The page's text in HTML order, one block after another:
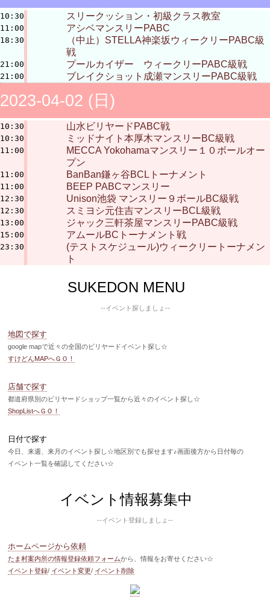
10:30 スリークッション・初級クラス教室
11:00 アシベマンスリーPABC
18:30
（中止）STELLA神楽坂ウィークリーPABC級
戦
21:00 プールカイザー ウィークリーPABC級戦
21:00 ブレイクショット成瀬マンスリーPABC級戦
2023-04-02 (日)
10:30 山水ビリヤードPABC戦
10:30 ミッドナイト本厚木マンスリーBC級戦
11:00
MECCA Yokohamaマンスリー１０ボールオー
プン
11:00 BanBan鎌ヶ谷BCLトーナメント
11:00 BEEP PABCマンスリー
12:30 Unison池袋 マンスリー９ボールBC級戦
12:30 スミヨシ元住吉マンスリーBCL級戦
13:00 ジャック三軒茶屋マンスリーPABC級戦
15:00 アムールBCトーナメント戦
23:30
(テストスケジュール)ウィークリートーナメン
ト
SUKEDON MENU
--イベント探しましょ--
地図で探す
google mapで近々の全国のビリヤードイベント探し☆
すけどんMAPへＧＯ！
店舗で探す
都道府県別のビリヤードショップ一覧から近々のイベント探し☆
ShopListへＧＯ！
日付で探す
今日、来週、来月のイベント探し☆地区別でも探せます♪画面後方から日付毎の
イベント一覧を確認してください☆
イベント情報募集中
--イベント登録しましょ--
ホームページから依頼
たま村案内所の情報登録依頼フォームから、情報をお寄せください☆
イベント登録/ イベント変更/ イベント削除